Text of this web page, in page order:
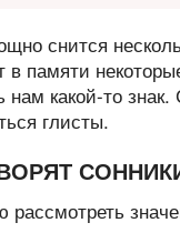
снится
в памяти
нам какой-то
глисты.
рассмотреть